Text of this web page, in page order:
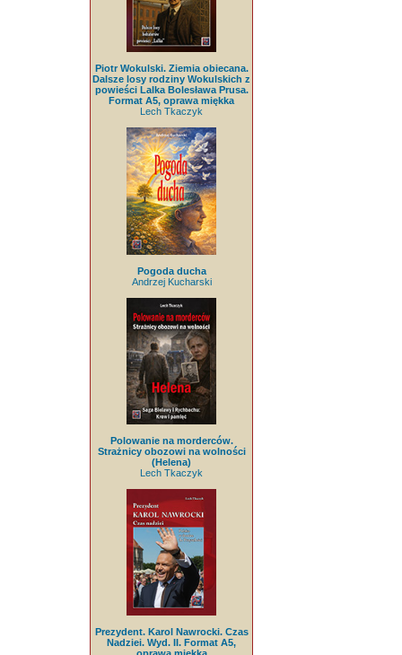
Piotr Wokulski. Ziemia obiecana.
Dalsze losy rodziny Wokulskich z
powieści Lalka Bolesława Prusa.
Format A5, oprawa miękka
Lech Tkaczyk
Pogoda ducha
Andrzej Kucharski
Polowanie na morderców.
Strażnicy obozowi na wolności
(Helena)
Lech Tkaczyk
Prezydent. Karol Nawrocki. Czas
Nadziei. Wyd. II. Format A5,